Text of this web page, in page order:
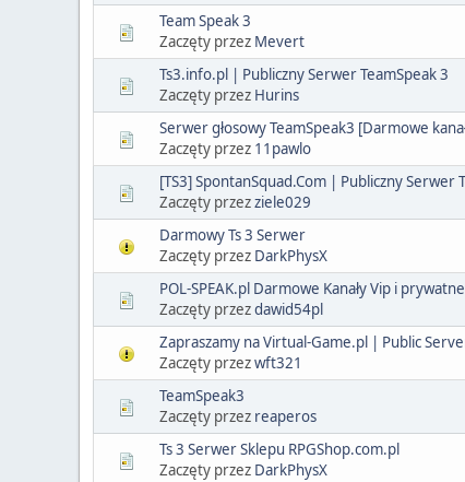
Team Speak 3
Zaczęty przez Mevert
Ts3.info.pl | Publiczny Serwer TeamSpeak 3
Zaczęty przez Hurins
Serwer głosowy TeamSpeak3 [Darmowe
Zaczęty przez 11pawlo
[TS3] SpontanSquad.Com | Publiczny Serwer
Zaczęty przezziele029
Darmowy Ts 3 Serwer
Zaczęty przez DarkPhysX
POL-SPEAK.pl Darmowe Kanały Vip i
Zaczęty przezdawid54pl
Zapraszamy na Virtual-Game.pl | Public
Zaczęty przezwft321
TeamSpeak3
Zaczęty przez reaperos
Ts 3 Serwer Sklepu RPGShop.com.pl
Zaczęty przez DarkPhysX